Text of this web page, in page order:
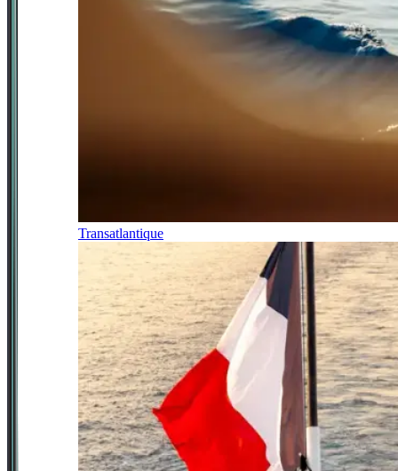
Transatlantique